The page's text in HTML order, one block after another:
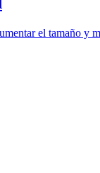
el tamaño